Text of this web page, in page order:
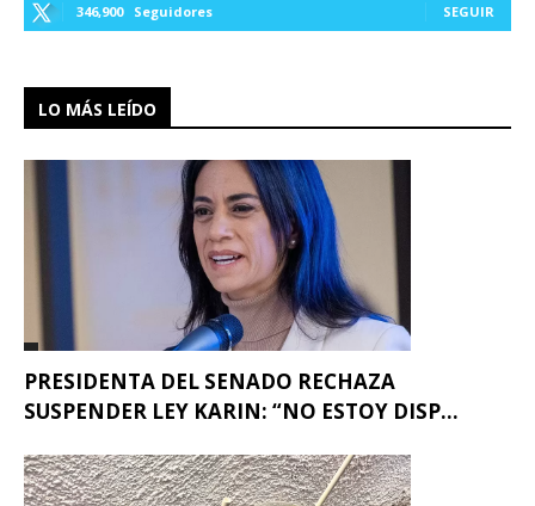
346,900 Seguidores SEGUIR
LO MÁS LEÍDO
PRESIDENTA DEL SENADO RECHAZA
SUSPENDER LEY KARIN: “NO ESTOY DISP...